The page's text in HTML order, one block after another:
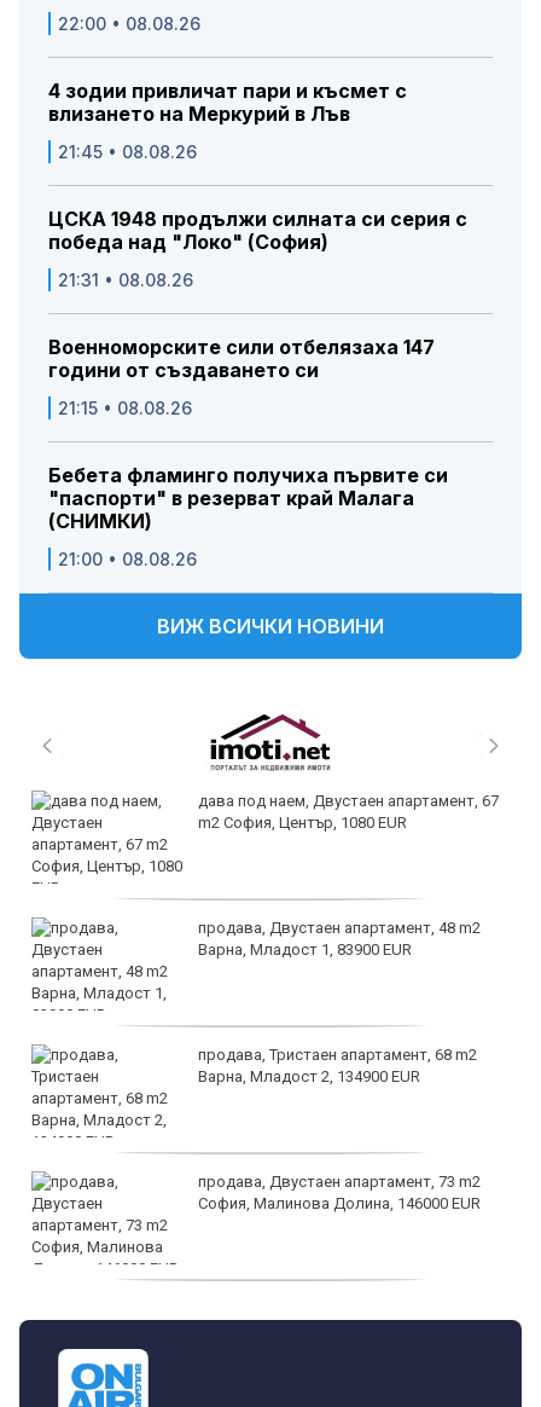
22:00 • 08.08.26
4 зодии привличат пари и късмет с
влизането на Меркурий в Лъв
21:45 • 08.08.26
ЦСКА 1948 продължи силната си серия с
победа над "Локо" (София)
21:31 • 08.08.26
Военноморските сили отбелязаха 147
години от създаването си
21:15 • 08.08.26
Бебета фламинго получиха първите си
"паспорти" в резерват край Малага
(СНИМКИ)
21:00 • 08.08.26
ВИЖ ВСИЧКИ НОВИНИ
дава под наем, Двустаен апартамент, 67
m2 София, Център, 1080 EUR
продава, Двустаен апартамент, 48 m2
Варна, Младост 1, 83900 EUR
продава, Тристаен апартамент, 68 m2
Варна, Младост 2, 134900 EUR
продава, Двустаен апартамент, 73 m2
София, Малинова Долина, 146000 EUR